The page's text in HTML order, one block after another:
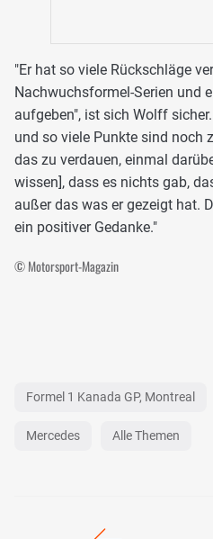
"Er hat so viele Rückschläge
Nachwuchsformel-Serien und
aufgeben", ist sich Wolff
und so viele Punkte sind noch
das zu verdauen, einmal
wissen], dass es nichts gab,
außer das was er gezeigt hat.
ein positiver Gedanke."
© Motorsport-Magazin
Formel 1 Kanada GP, Montreal
Mercedes Alle Themen